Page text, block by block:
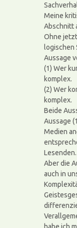
Meine
Abschnitt
Ohne
logischen
Aussage
(1) Wer
komplex.
(2) Wer
komplex.
Beide
Aussage
Medien
Aber die
auch in
habe ich